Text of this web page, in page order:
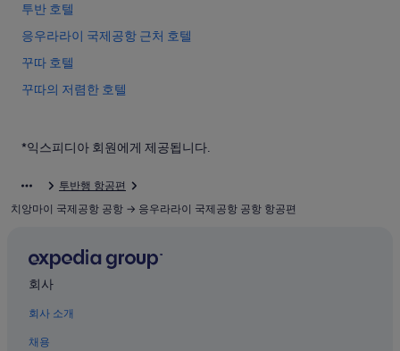
투반 호텔
응우라라이 국제공항 근처 호텔
꾸따 호텔
꾸따의 저렴한 호텔
꾸따의 호스텔
투반의 게스트하우스
꾸따의 리조트
리포 몰 근처 호텔
*익스피디아 회원에게 제공됩니다.
투반행 항공편
치앙마이 국제공항 공항 → 응우라라이 국제공항 공항 항공편
회사
회사 소개
채용